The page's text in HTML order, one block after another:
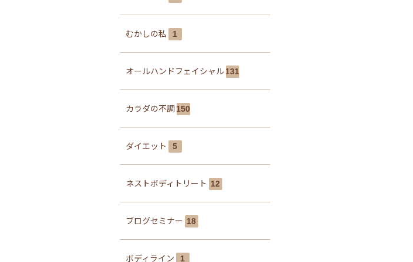
むかしの私 1
オールハンドフェイシャル131
カラダの不調150
ダイエット 5
ネストボディトリート 12
ブログセミナー 18
ボディライン 1